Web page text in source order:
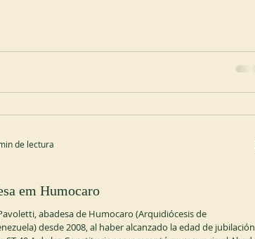
em Humocaro
abadesa de Humocaro (Arquidiócesis de
desde 2008, al haber alcanzado la edad de jubilación
de lectura